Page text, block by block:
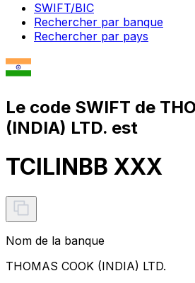
SWIFT/BIC
Rechercher par banque
Rechercher par pays
Le code SWIFT de
(INDIA) LTD. est
TCILINBB XXX
Nom de la banque
THOMAS COOK (INDIA) LTD.